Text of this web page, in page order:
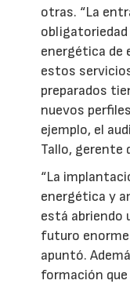
otras. “La
energética de
estos
preparados
nuevos
ejemplo, el
Tallo, gerente
“La
energética y
está abriendo
futuro
apuntó.
formación